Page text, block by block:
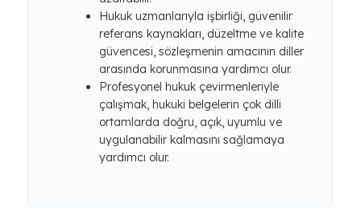
Hukuk uzmanlarıyla işbirliği, güvenilir
referans kaynakları, düzeltme ve kalite
güvencesi, sözleşmenin amacının diller
arasında korunmasına yardımcı olur.
Profesyonel hukuk çevirmenleriyle
çalışmak, hukuki belgelerin çok dilli
ortamlarda doğru, açık, uyumlu ve
uygulanabilir kalmasını sağlamaya
yardımcı olur.